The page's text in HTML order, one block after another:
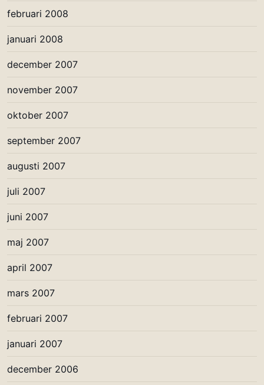
februari 2008
januari 2008
december 2007
november 2007
oktober 2007
september 2007
augusti 2007
juli 2007
juni 2007
maj 2007
april 2007
mars 2007
februari 2007
januari 2007
december 2006